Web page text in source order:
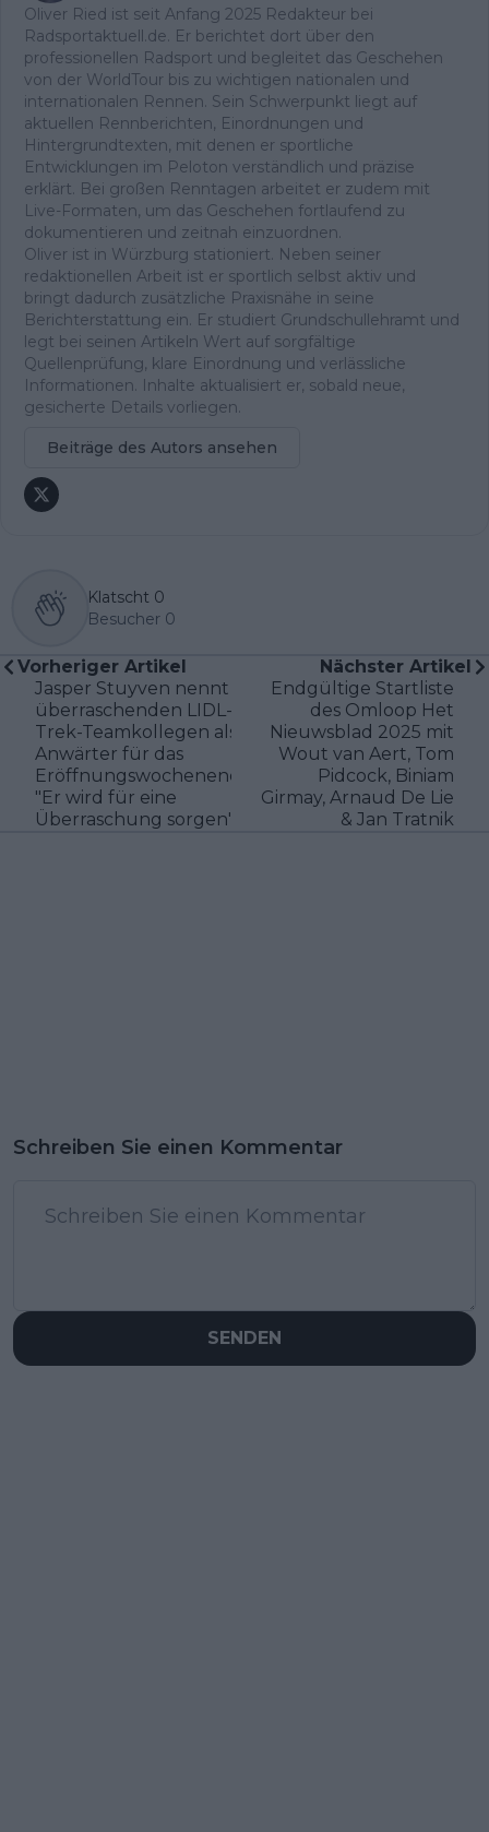
Oliver Ried ist seit Anfang 2025 Redakteur bei
Radsportaktuell.de. Er berichtet dort über den
professionellen Radsport und begleitet das Geschehen
von der WorldTour bis zu wichtigen nationalen und
internationalen Rennen. Sein Schwerpunkt liegt auf
aktuellen Rennberichten, Einordnungen und
Hintergrundtexten, mit denen er sportliche
Entwicklungen im Peloton verständlich und präzise
erklärt. Bei großen Renntagen arbeitet er zudem mit
Live-Formaten, um das Geschehen fortlaufend zu
dokumentieren und zeitnah einzuordnen.
Oliver ist in Würzburg stationiert. Neben seiner
redaktionellen Arbeit ist er sportlich selbst aktiv und
bringt dadurch zusätzliche Praxisnähe in seine
Berichterstattung ein. Er studiert Grundschullehramt und
legt bei seinen Artikeln Wert auf sorgfältige
Quellenprüfung, klare Einordnung und verlässliche
Informationen. Inhalte aktualisiert er, sobald neue,
gesicherte Details vorliegen.
Beiträge des Autors ansehen
Klatscht 0
Besucher 0
Vorheriger Artikel
Jasper Stuyven nennt
überraschenden LIDL-
Trek-Teamkollegen als
Anwärter für das
Eröffnungswochenende:
"Er wird für eine
Überraschung sorgen"
Nächster Artikel
Endgültige Startliste
des Omloop Het
Nieuwsblad 2025 mit
Wout van Aert, Tom
Pidcock, Biniam
Girmay, Arnaud De Lie
& Jan Tratnik
Schreiben Sie einen Kommentar
SENDEN